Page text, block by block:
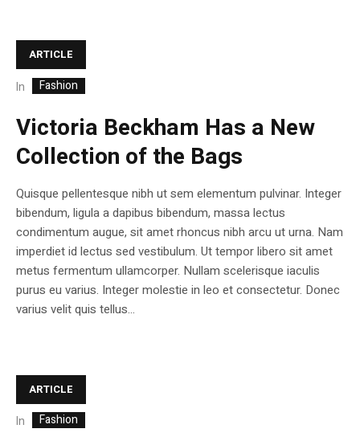
ARTICLE
In Fashion
Victoria Beckham Has a New
Collection of the Bags
Quisque pellentesque nibh ut sem elementum pulvinar. Integer
bibendum, ligula a dapibus bibendum, massa lectus
condimentum augue, sit amet rhoncus nibh arcu ut urna. Nam
imperdiet id lectus sed vestibulum. Ut tempor libero sit amet
metus fermentum ullamcorper. Nullam scelerisque iaculis
purus eu varius. Integer molestie in leo et consectetur. Donec
varius velit quis tellus...
ARTICLE
In Fashion